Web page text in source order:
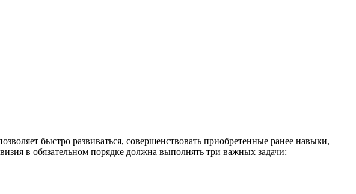
быстро развиваться, совершенствовать приобретенные ранее навыки,
в обязательном порядке должна выполнять три важных задачи: